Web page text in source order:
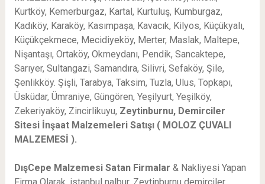
Kurtköy, Kemerburgaz, Kartal, Kurtuluş, Kumburgaz,
Kadıköy, Karaköy, Kasımpaşa, Kavacık, Kilyos, Küçükyalı,
Küçükçekmece, Mecidiyeköy, Merter, Maslak, Maltepe,
Nişantaşı, Ortaköy, Okmeydanı, Pendik, Sancaktepe,
Sarıyer, Sultangazi, Samandıra, Silivri, Sefaköy, Şile,
Şenlikköy. Şişli, Tarabya, Taksim, Tuzla, Ulus, Topkapı,
Üsküdar, Ümraniye, Güngören, Yeşilyurt, Yeşilköy,
Zekeriyaköy, Zincirlikuyu, Zeytinburnu, Demirciler
Sitesi İnşaat Malzemeleri Satışı ( MOLOZ ÇUVALI
MALZEMESİ ).
DışCepe Malzemesi Satan Firmalar & Nakliyesi Yapan